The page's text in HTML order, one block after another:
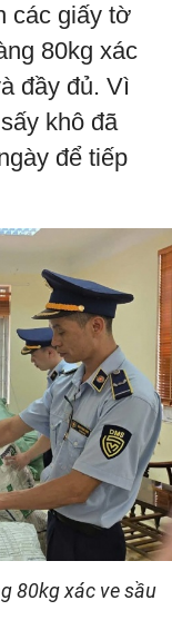
các giấy tờ
80kg xác
đầy đủ. Vì
khô đã
để tiếp
80kg xác ve sầu